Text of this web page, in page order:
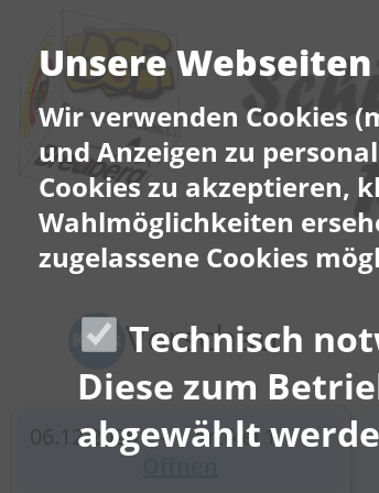
Unsere
Wir verwenden Cookies
und Anzeigen zu
Cookies zu akzeptieren,
Wahlmöglichkeiten
zugelassene Cookies
Technisch
Diese zum
abgewählt
Vorschau
Klick
06.12.2025 – Artikel 1 –